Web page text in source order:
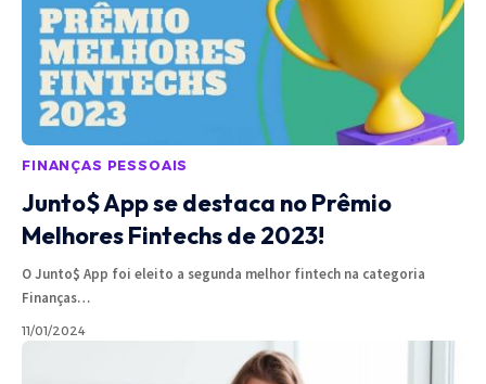
FINANÇAS PESSOAIS
Junto$ App se destaca no Prêmio
Melhores Fintechs de 2023!
O Junto$ App foi eleito a segunda melhor fintech na categoria
Finanças…
11/01/2024